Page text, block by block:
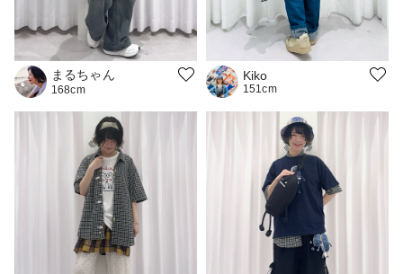
まるちゃん
168cm
Kiko
151cm